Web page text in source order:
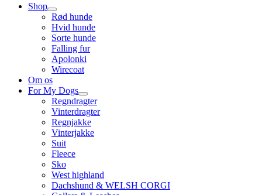
Shop
Rød hunde
Hvid hunde
Sorte hunde
Falling fur
Apolonki
Wirecoat
Om os
For My Dogs
Regndragter
Vinterdragter
Regnjakke
Vinterjakke
Suit
Fleece
Sko
West highland
Dachshund & WELSH CORGI